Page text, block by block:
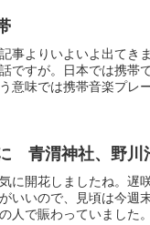
事よりいよいよ出てき
ですが。日本では携帯
意味では携帯音楽プレ
青渭神社、野川
に開花しましたね。遅
いいので、見頃は今週
人で賑わっていました